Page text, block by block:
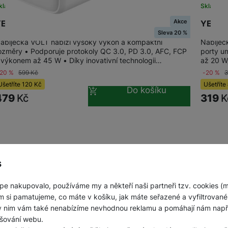
nakupovalo, používáme my a někteří naši partneři tzv. cookies
si pamatujeme, co máte v košíku, jak máte seřazené a
nim vám také nenabízíme nevhodnou reklamu a pomáhají nám
webu.
Jednorázové baterie
YAC G45 VOLT Nabíječka USB C 45WAkce
Sleva 20 %
VOLT nabízí vysoký výkon a kompaktní
• Podporuje protokoly QC 3.0, PD 3.0, AFC, FCP
až 45 W • Díky inovativní technologii…
% 599Kč
120 Kč
Kč
Do košíku
Skladem
porty
až 20
-20 %
Ušetříte
319